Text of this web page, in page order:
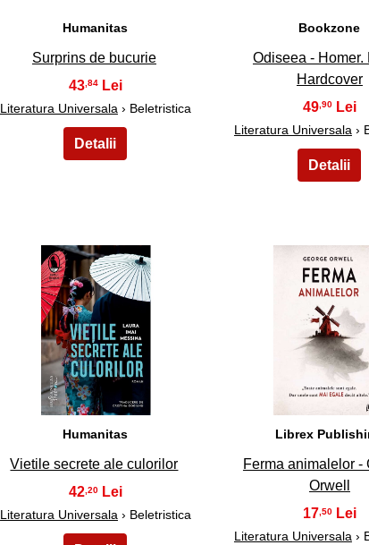
Humanitas
Surprins de bucurie
43,84
Literatura Universala › Beletristica
Bookzone
Odiseea - Homer.
Hardcover
49,90
Literatura Universala ›
32
Humanitas
Vietile secrete ale culorilor
42 ,20
Literatura Universala › Beletristica
33
Librex
Ferma animalelor -
Orwell
17,50
Literatura Universala ›